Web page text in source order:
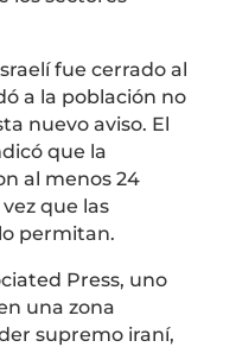
fue cerrado al
a la población no
nuevo aviso. El
que la
al menos 24
que las
permitan.
Press, uno
una zona
supremo iraní,